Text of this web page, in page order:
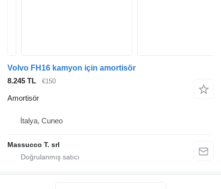
Volvo FH16 kamyon için amortisör
8.245 TL
€150
Amortisör
İtalya, Cuneo
Massucco T. srl